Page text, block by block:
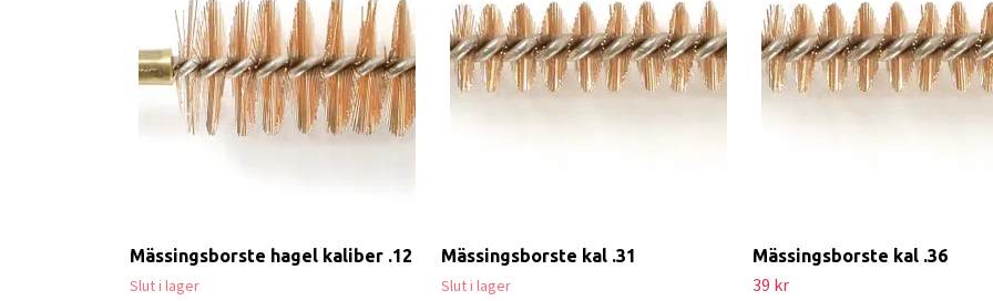
Mässingsborste hagel kaliber .12
Slut i lager
Mässingsborste kal .31
Slut i lager
Mässingsborste kal .36
39 kr